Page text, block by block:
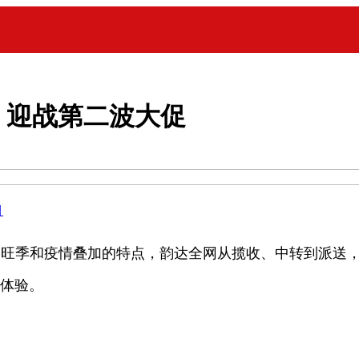
战第二波大促
季和疫情叠加的特点，韵达全网从揽收、中转到派送
验。